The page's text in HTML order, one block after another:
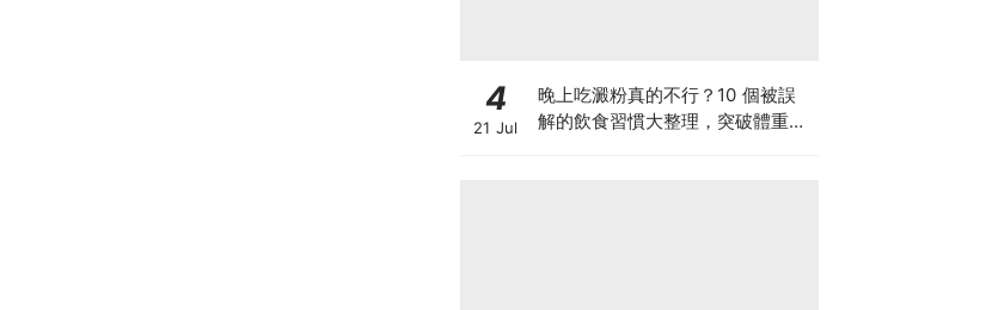
4
21 Jul
晚上吃澱粉真的不行？10 個被誤
解的飲食習慣大整理，突破體重停